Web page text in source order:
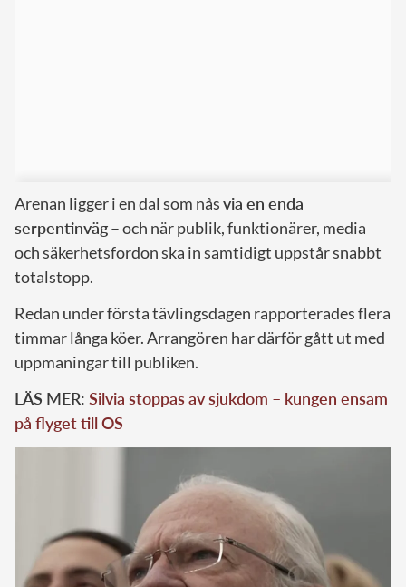
Arenan ligger i en dal som nåsvia en enda
serpentinväg– och när publik, funktionärer, media
och säkerhetsfordon ska in samtidigt uppstår snabbt
totalstopp.
Redan under första tävlingsdagen rapporterades flera
timmar långa köer. Arrangören har därför gått ut med
uppmaningar till publiken.
LÄS MER: Silvia stoppas av sjukdom – kungen ensam
på flyget till OS